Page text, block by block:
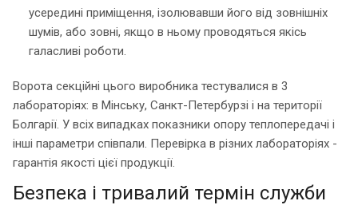
усередині приміщення, ізолювавши його від зовнішніх
шумів, або зовні, якщо в ньому проводяться якісь
галасливі роботи.
Ворота секційні цього виробника тестувалися в 3
лабораторіях: в Мінську, Санкт-Петербурзі і на території
Болгарії. У всіх випадках показники опору теплопередачі і
інші параметри співпали. Перевірка в різних лабораторіях -
гарантія якості цієї продукції.
Безпека і тривалий термін служби